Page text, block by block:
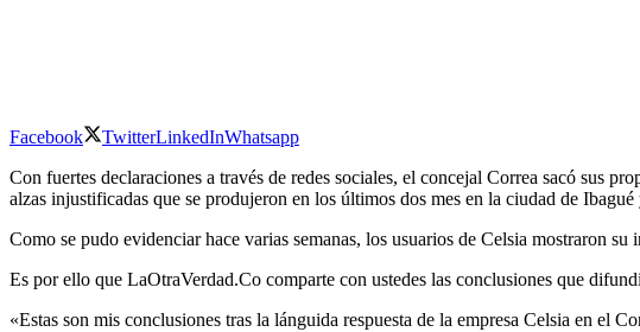
Facebook TwitterLinkedInWhatsapp
Con fuertes declaraciones a través de redes sociales, el concejal Correa sacó sus
alzas injustificadas que se produjeron en los últimos dos mes en la ciudad de
Como se pudo evidenciar hace varias semanas, los usuarios de Celsia mostraron
Es por ello que LaOtraVerdad.Co comparte con ustedes las conclusiones que
«Estas son mis conclusiones tras la lánguida respuesta de la empresa Celsia en el